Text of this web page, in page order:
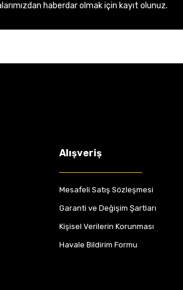
haberdar olmak için kayıt olunuz.
Alışveriş
Mesafeli Satış Sözleşmesi
Garanti ve Değişim Şartları
Kişisel Verilerin Korunması
Havale Bildirim Formu